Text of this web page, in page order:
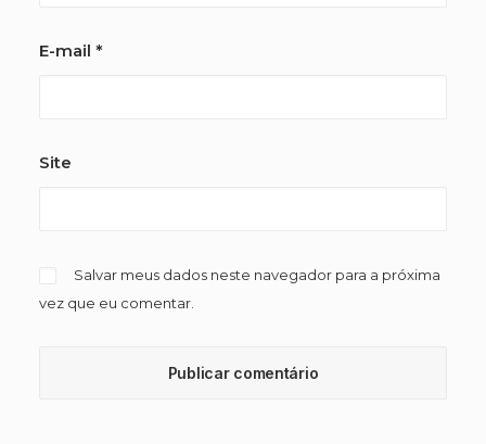
E-mail *
Site
Salvar meus dados neste navegador para a próxima
vez que eu comentar.